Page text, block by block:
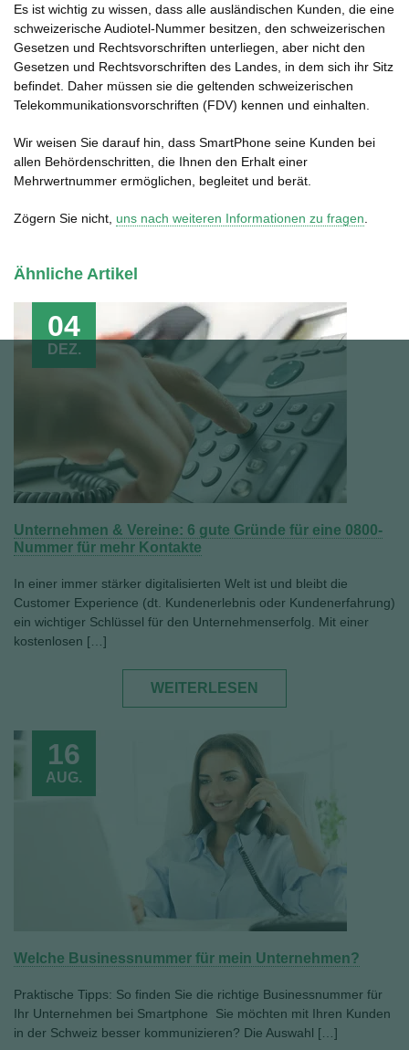
Es ist wichtig zu wissen, dass alle ausländischen Kunden, die eine
schweizerische Audiotel-Nummer besitzen, den schweizerischen
Gesetzen und Rechtsvorschriften unterliegen, aber nicht den
Gesetzen und Rechtsvorschriften des Landes, in dem sich ihr Sitz
befindet. Daher müssen sie die geltenden schweizerischen
Telekommunikationsvorschriften (FDV) kennen und einhalten.
Wir weisen Sie darauf hin, dass SmartPhone seine Kunden bei
allen Behördenschritten, die Ihnen den Erhalt einer
Mehrwertnummer ermöglichen, begleitet und berät.
Zögern Sie nicht, uns nach weiteren Informationen zu fragen
Ähnliche Artikel
04
DEZ.
Unternehmen & Vereine: 6 gute Gründe für eine 0800-
Nummer für mehr Kontakte
In einer immer stärker digitalisierten Welt ist und bleibt die
Customer Experience (dt. Kundenerlebnis oder Kundenerfahrung)
ein wichtiger Schlüssel für den Unternehmenserfolg. Mit einer
kostenlosen […]
WEITERLESEN
16
AUG.
Welche Businessnummer für mein Unternehmen?
Praktische Tipps: So finden Sie die richtige Businessnummer für
Ihr Unternehmen bei Smartphone Sie möchten mit Ihren Kunden
in der Schweiz besser kommunizieren? Die Auswahl […]